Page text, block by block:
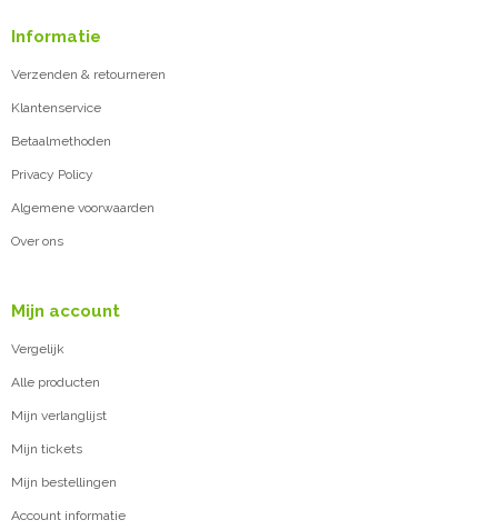
Informatie
Verzenden & retourneren
Klantenservice
Betaalmethoden
Privacy Policy
Algemene voorwaarden
Over ons
Mijn account
Vergelijk
Alle producten
Mijn verlanglijst
Mijn tickets
Mijn bestellingen
Account informatie